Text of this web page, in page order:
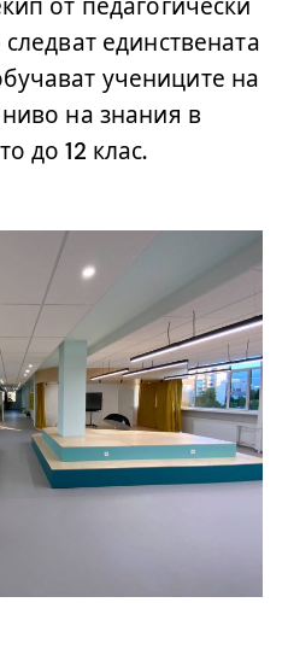
от педагогически
единствената
учениците на
на знания в
до 12 клас.